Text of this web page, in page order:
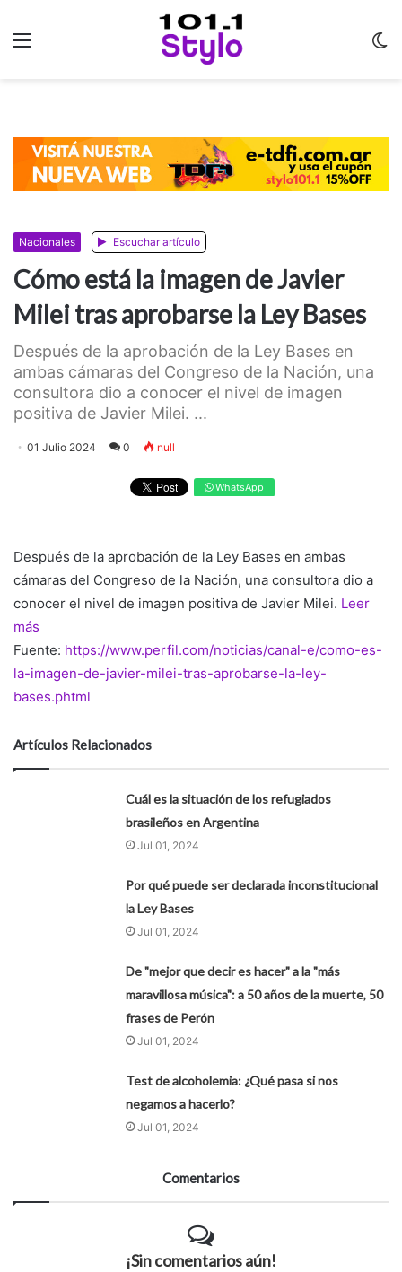
Nacionales Escuchar artículo
Cómo está la imagen de Javier
Milei tras aprobarse la Ley Bases
Después de la aprobación de la Ley Bases en
ambas cámaras del Congreso de la Nación, una
consultora dio a conocer el nivel de imagen
positiva de Javier Milei. ...
01 Julio 2024 0 null
WhatsApp
Después de la aprobación de la Ley Bases en ambas
cámaras del Congreso de la Nación, una consultora dio a
conocer el nivel de imagen positiva de Javier Milei. Leer
más
Fuente: https://www.perfil.com/noticias/canal-e/como-es-
la-imagen-de-javier-milei-tras-aprobarse-la-ley-
bases.phtml
Artículos Relacionados
Cuál es la situación de los refugiados
brasileños en Argentina
Jul 01, 2024
Por qué puede ser declarada inconstitucional
la Ley Bases
Jul 01, 2024
De "mejor que decir es hacer" a la "más
maravillosa música": a 50 años de la muerte, 50
frases de Perón
Jul 01, 2024
Test de alcoholemia: ¿Qué pasa si nos
negamos a hacerlo?
Jul 01, 2024
Comentarios
¡Sin comentarios aún!